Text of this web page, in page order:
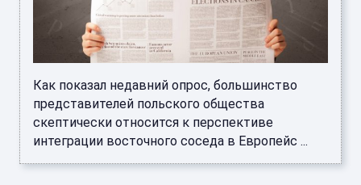
Как показал недавний опрос, большинство
представителей польского общества
скептически относится к перспективе
интеграции восточного соседа в Европейс ...